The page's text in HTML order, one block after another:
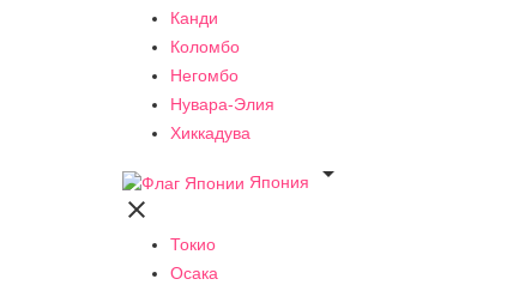
Канди
Коломбо
Негомбо
Нувара-Элия
Хиккадува
Япония


Токио
Осака